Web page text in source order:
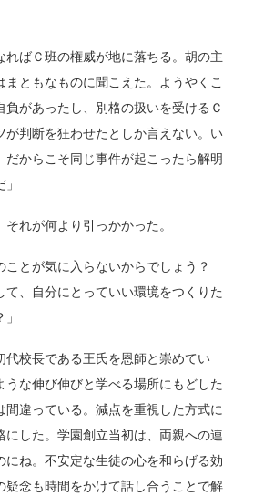
ばＣ班の権威が地に落ちる。胡の主
ともなものに聞こえた。ようやくこ
があったし、別格の扱いを受けるＣ
が判断を狂わせたとしか言えない。い
だからこそ同じ事件が起こったら解明
れが何より引っかかった。
とが気に入らないからでしょう？
て、自分にとっていい環境をつくりた
校長である王氏を恩師と崇めてい
うな伸び伸びと学べる場所にもどした
間違っている。減点を重視した方式に
にした。学園創立当初は、両親への連
にね。不安定な生徒の心を和らげる効
疑念も時間をかけて話し合うことで解